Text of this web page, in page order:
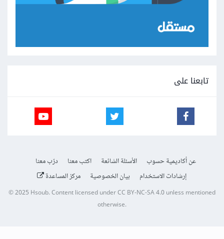
تابعنا على
عن أكاديمية حسوب الأسئلة الشائعة اكتب معنا
درّب معنا
إرشادات الاستخدام
بيان الخصوصية مركز المساعدة
© 2025Hsoub.Content licensed underCC BY-NC-SA 4.0unless mentioned
otherwise.